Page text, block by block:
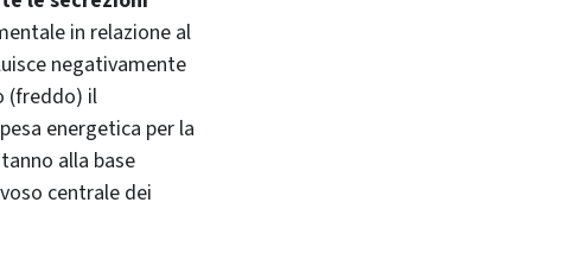
in relazione al
negativamente
(freddo) il
energetica per la
alla base
centrale dei